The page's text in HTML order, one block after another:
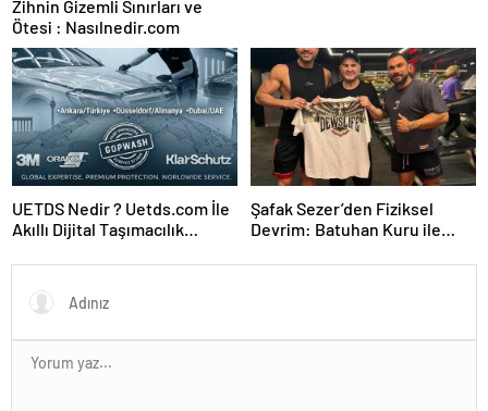
Zihnin Gizemli Sınırları ve
Ötesi : Nasılnedir.com
UETDS Nedir ? Uetds.com İle
Akıllı Dijital Taşımacılık
Şafak Sezer’den Fiziksel
Devrim: Batuhan Kuru ile